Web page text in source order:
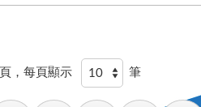
頁，每頁顯示 筆